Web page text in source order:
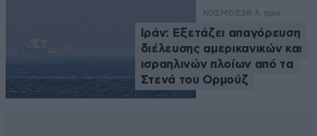
ΚΟΣΜΟΣ28 λ. πριν
Ιράν: Εξετάζει απαγόρευση
διέλευσης αμερικανικών και
ισραηλινών πλοίων από τα
Στενά του Ορμούζ